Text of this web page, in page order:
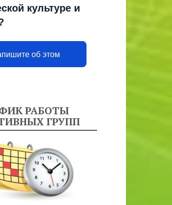
культуре и
об этом
РАБОТЫ
ГРУПП